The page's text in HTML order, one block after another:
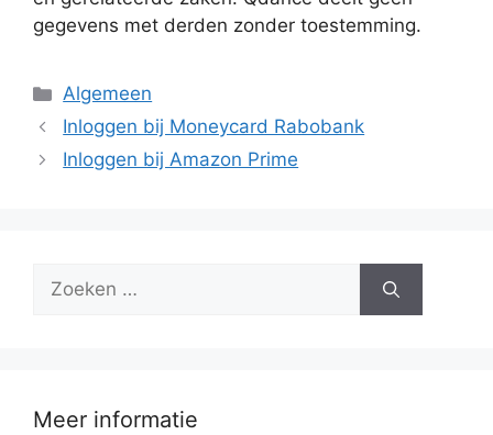
gegevens met derden zonder toestemming.
Categorieën
Algemeen
Inloggen bij Moneycard Rabobank
Inloggen bij Amazon Prime
Zoek
Meer informatie